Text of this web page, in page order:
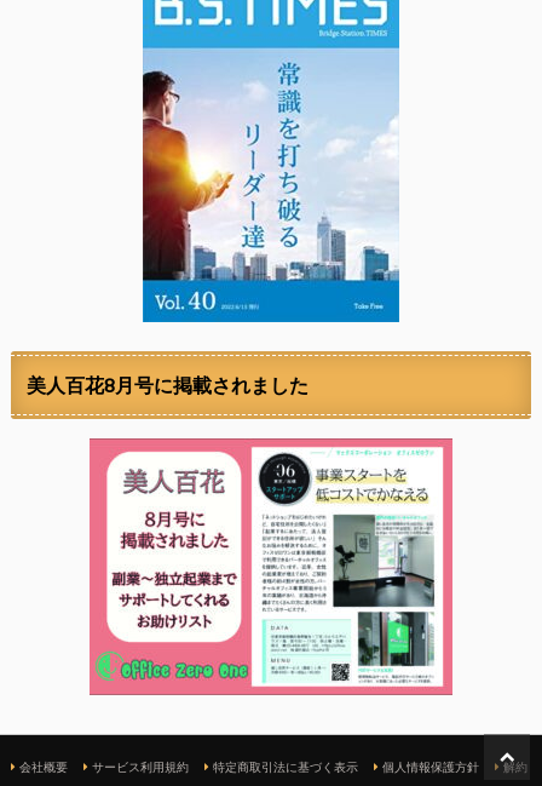
美人百花8月号に掲載されました
会社概要 サービス利用規約 特定商取引法に基づく表示 個人情報保護方針
解約